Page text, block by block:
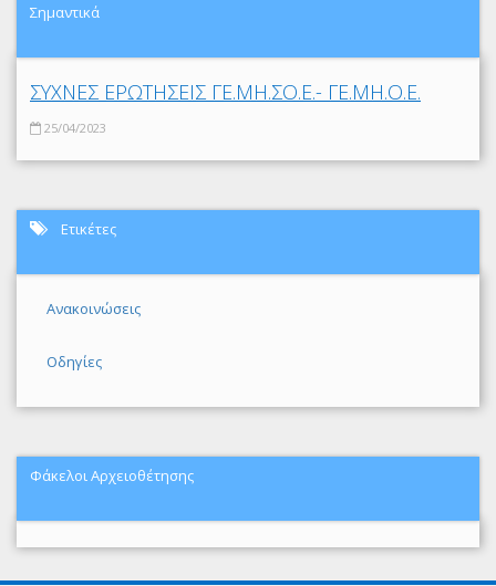
Σημαντικά
ΣΥΧΝΕΣ ΕΡΩΤΗΣΕΙΣ ΓΕ.ΜΗ.ΣΟ.Ε.- ΓΕ.ΜΗ.Ο.Ε.
25/04/2023
Ετικέτες
Ανακοινώσεις
Οδηγίες
Φάκελοι Αρχειοθέτησης